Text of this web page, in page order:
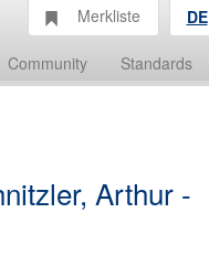
Community Standards
Merkliste DE
Arthur -